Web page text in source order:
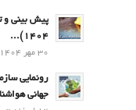
۱۴۰۴)...
30 مهر 1404 - 2:23 ب.ظ
رونمایی
جهانی